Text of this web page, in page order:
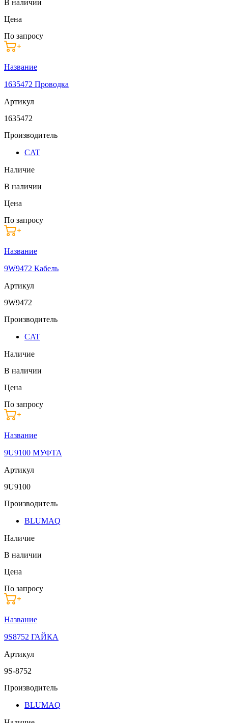
В наличии
Цена
По запросу
Название
1635472 Проводка
Артикул
1635472
Производитель
CAT
Наличие
В наличии
Цена
По запросу
Название
9W9472 Кабель
Артикул
9W9472
Производитель
CAT
Наличие
В наличии
Цена
По запросу
Название
9U9100 МУФТА
Артикул
9U9100
Производитель
BLUMAQ
Наличие
В наличии
Цена
По запросу
Название
9S8752 ГАЙКА
Артикул
9S-8752
Производитель
BLUMAQ